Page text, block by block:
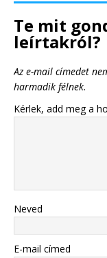
Te mit
leírtakról?
Az e-mail címedet
harmadik félnek.
Kérlek, add meg a
Neved
E-mail címed